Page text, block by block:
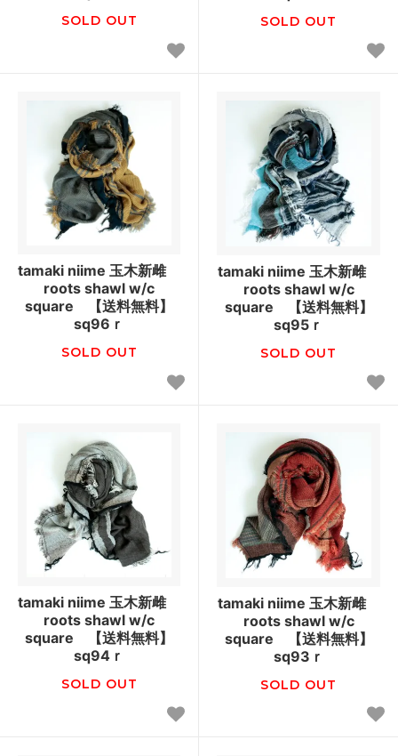
SOLD OUT SOLD OUT
tamaki niime 玉木新雌
roots shawl w/c
square 【送料無料】
sq96ｒ
SOLD OUT
tamaki niime 玉木新雌
roots shawl w/c
square 【送料無料】
sq95ｒ
SOLD OUT
tamaki niime 玉木新雌
roots shawl w/c
square 【送料無料】
sq94ｒ
SOLD OUT
tamaki niime 玉木新雌
roots shawl w/c
square 【送料無料】
sq93ｒ
SOLD OUT